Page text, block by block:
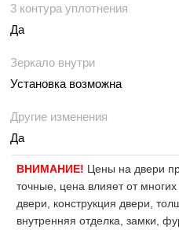
3 контура уплотнения
Да
Зеркало внутри
Установка возможна
Другие
Да
ВНИМАНИЕ! Цены на двери
точные, цена влияет от
двери, конструкция двери,
внутренняя отделка, замки,